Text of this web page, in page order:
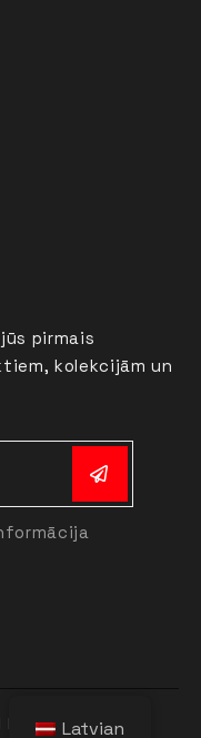
pirmais
kolekcijām un
LatvijaLatvian